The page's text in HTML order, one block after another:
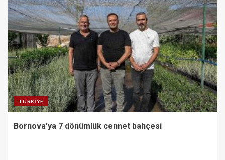
TÜRKIYE
Bornova’ya 7 dönümlük cennet bahçesi